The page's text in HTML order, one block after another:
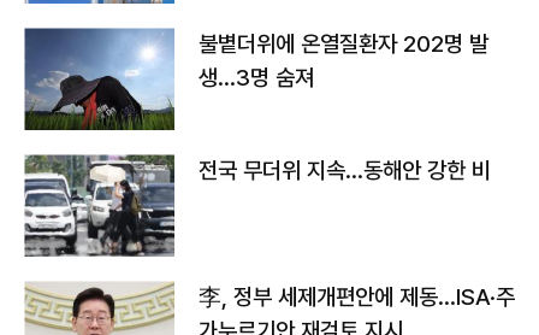
불볕더위에 온열질환자 202명 발
생…3명 숨져
전국 무더위 지속…동해안 강한 비
李, 정부 세제개편안에 제동…ISA·주